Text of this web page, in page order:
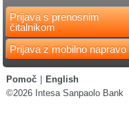
Prijava s prenosnim
čitalnikom
Prijava z mobilno napravo
Pomoč
English
©2026 Intesa Sanpaolo Bank